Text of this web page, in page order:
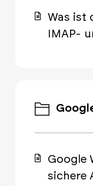
Was ist
IMAP-
Google
sichere